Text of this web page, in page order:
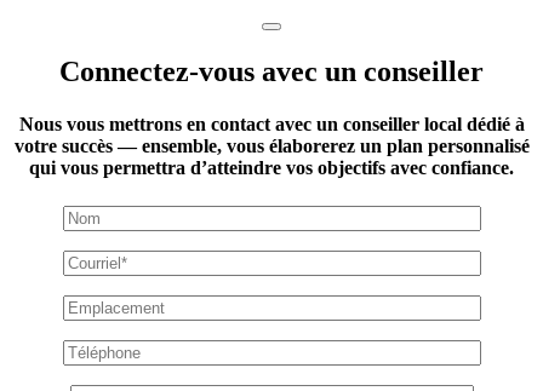
Connectez-vous avec un conseiller
Nous vous mettrons en contact avec un conseiller local dédié à
votre succès — ensemble, vous élaborerez un plan personnalisé
qui vous permettra d’atteindre vos objectifs avec confiance.